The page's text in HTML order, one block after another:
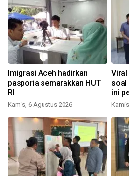
Imigrasi Aceh hadirkan
pasporia semarakkan HUT
RI
Kamis, 6 Agustus 2026
Viral
soal
ini